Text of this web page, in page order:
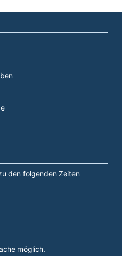
den folgenden Zeiten
möglich.